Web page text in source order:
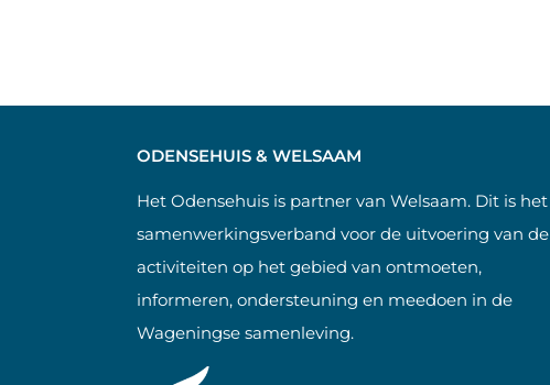
ODENSEHUIS & WELSAAM
Het Odensehuis is partner van Welsaam. Dit is het
samenwerkingsverband voor de uitvoering van de
activiteiten op het gebied van ontmoeten,
informeren, ondersteuning en meedoen in de
Wageningse samenleving.